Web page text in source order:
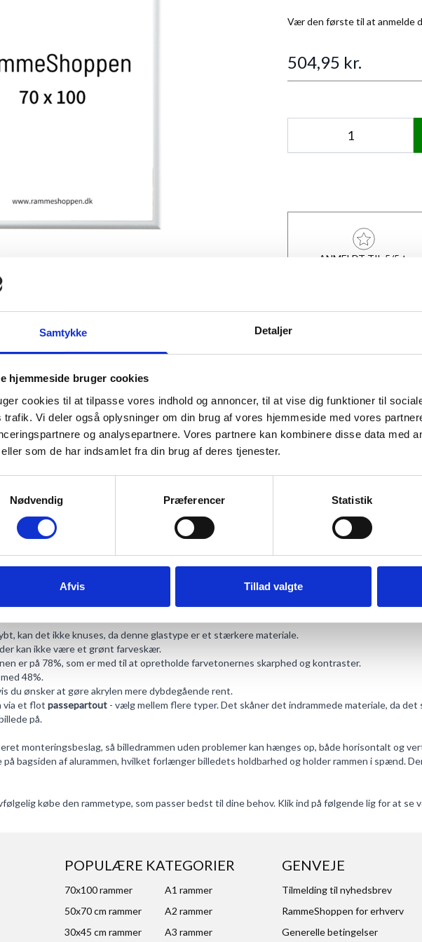
Samtykke Detaljer
hjemmeside bruger cookies
cookies til at tilpasse vores indhold og annoncer, til at vise dig funktioner til
trafik. Vi deler også oplysninger om din brug af vores hjemmeside med vores
og analysepartnere. Vores partnere kan kombinere disse data med
som de har indsamlet fra din brug af deres tjenester.
Nødvendig
Præferencer Statistik
Afvis Tillad valgte
Vær den første til at anmelde
504,95 kr.
ANMELDT TIL 5/5★
ANMELDELSER
og diskret udseende på en hvid væg, hvor farvespillet i dit motiv bliver fremhævet. På
lade dig narre af - billedrammen er bemærkelsesværdigt robust.
70,8 x 100,8 x 2,1 cm.
indholdet, er 2700 g.
ramme et billede ind med en størrelse op til 70,0 x 100,0 cm.
69,2 x 99,2 cm.
er 6 mm.
kan det ikke knuses, da denne glastype er et stærkere materiale.
kan ikke være et grønt farveskær.
er på 78%, som er med til at opretholde farvetonernes skarphed og kontraster.
48%.
du ønsker at gøre akrylen mere dybdegående rent.
via et flot passepartout - vælg mellem flere typer. Det skåner det indrammede materiale, da
på.
monteringsbeslag, så billedrammen uden problemer kan hænges op, både horisontalt og
bagsiden af alurammen, hvilket forlænger billedets holdbarhed og holder rammen i spænd.
købe den rammetype, som passer bedst til dine behov. Klik ind på følgende lig for at se
POPULÆRE KATEGORIER
70x100 rammer
A1 rammer
50x70 cm rammer
A2 rammer
30x45 cm rammer
A3 rammer
GENVEJE
Tilmelding til nyhedsbrev
RammeShoppen for erhverv
Generelle betingelser